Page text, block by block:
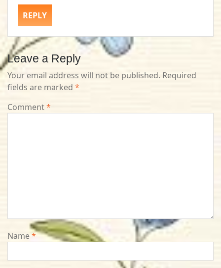
REPLY
Leave a Reply
Your email address will not be published. Required
fields are marked *
Comment*
Name*